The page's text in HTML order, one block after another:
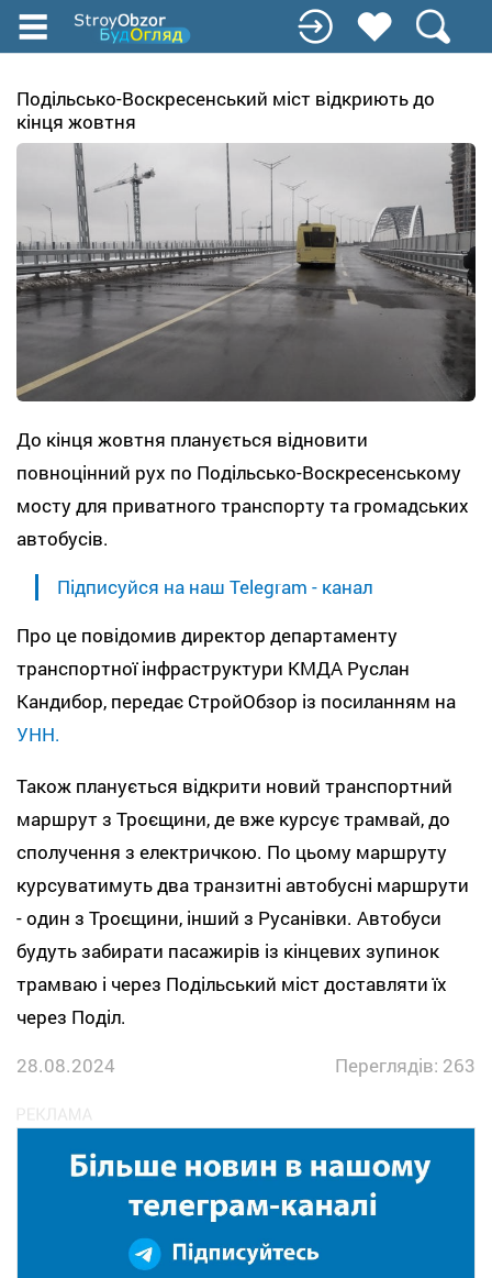
Перейти
содержанию
Подільсько-Воскресенський міст відкриють до
кінця жовтня
До кінця жовтня планується відновити
повноцінний рух по Подільсько-Воскресенському
мосту для приватного транспорту та громадських
автобусів.
Підписуйся на наш Telegram - канал
Про це повідомив директор департаменту
транспортної інфраструктури КМДА Руслан
Кандибор, передає СтройОбзор із посиланням на
УНН.
Також планується відкрити новий транспортний
маршрут з Троєщини, де вже курсує трамвай, до
сполучення з електричкою. По цьому маршруту
курсуватимуть два транзитні автобусні маршрути
- один з Троєщини, інший з Русанівки. Автобуси
будуть забирати пасажирів із кінцевих зупинок
трамваю і через Подільський міст доставляти їх
через Поділ.
28.08.2024
Переглядів: 263